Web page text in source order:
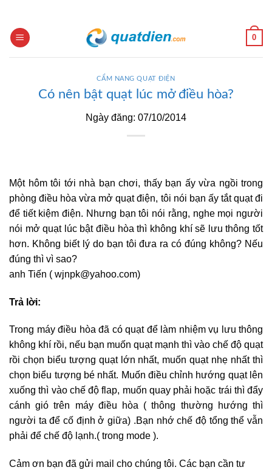
content
0
CẨM NANG QUẠT ĐIỆN
Có nên bật quạt lúc mở điều hòa?
Ngày đăng: 07/10/2014
Một hôm tôi tới nhà bạn chơi, thấy bạn ấy vừa ngồi trong
phòng điều hòa vừa mở quạt điện, tôi nói bạn ấy tắt quạt đi
để tiết kiệm điện. Nhưng bạn tôi nói rằng, nghe mọi người
nói mở quạt lúc bật điều hòa thì không khí sẽ lưu thông tốt
hơn. Không biết lý do bạn tôi đưa ra có đúng không? Nếu
đúng thì vì sao?
anh Tiến ( wjnpk@yahoo.com)
Trả lời:
Trong máy điều hòa đã có quạt để làm nhiệm vụ lưu thông
không khí rồi, nếu bạn muốn quạt mạnh thì vào chế độ quạt
rồi chọn biểu tượng quạt lớn nhất, muốn quạt nhẹ nhất thì
chọn biểu tượng bé nhất. Muốn điều chỉnh hướng quạt lên
xuống thì vào chế độ flap, muốn quay phải hoặc trái thì đẩy
cánh gió trên máy điều hòa ( thông thường hướng thì
người ta để cố định ở giữa) .Bạn nhớ chế độ tổng thể vẫn
phải để chế độ lạnh.( trong mode ).
Cảm ơn bạn đã gửi mail cho chúng tôi. Các bạn cần tư